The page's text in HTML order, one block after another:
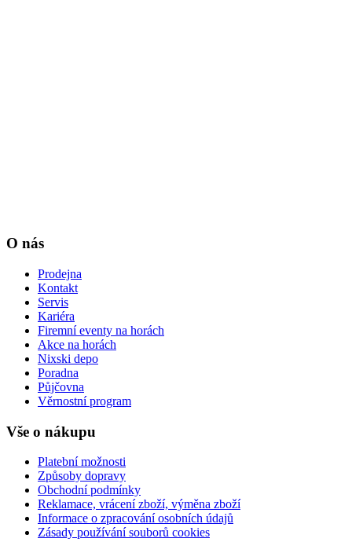
O nás
Prodejna
Kontakt
Servis
Kariéra
Firemní eventy na horách
Akce na horách
Nixski depo
Poradna
Půjčovna
Věrnostní program
Vše o nákupu
Platební možnosti
Způsoby dopravy
Obchodní podmínky
Reklamace, vrácení zboží, výměna zboží
Informace o zpracování osobních údajů
Zásady používání souborů cookies